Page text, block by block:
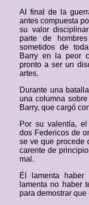
Al final de la
antes compuesta
su valor
parte de
sometidos de
Barry en la peor
pronto a ser un
artes.
Durante una
una columna
Barry, que cargó
Por su valentía,
dos Federicos de
se ve que procede
carente de
mal.
Él lamenta
lamenta no haber
para demostrar